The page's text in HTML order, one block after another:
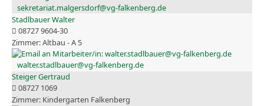
sekretariat.malgersdorf@vg-falkenberg.de
Stadlbauer Walter
08727 9604-30
Altbau - A 5
walter.stadlbauer@vg-falkenberg.de
Steiger Gertraud
08727 1069
Kindergarten Falkenberg